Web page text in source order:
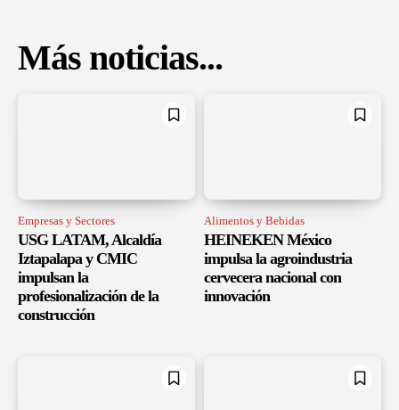
Más noticias...
Empresas y Sectores
USG LATAM, Alcaldía
Iztapalapa y CMIC
impulsan la
profesionalización de la
construcción
Alimentos y Bebidas
HEINEKEN México
impulsa la agroindustria
cervecera nacional con
innovación